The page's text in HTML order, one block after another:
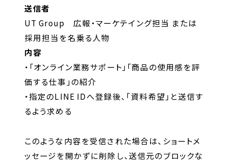
企業のご担当者様へTOP
サービス・ソリューション一覧
事例紹介
サービスに関するお問い合わせ
お問い合わせ
お問い合わせ・ご相談
人材派遣・請負に関して
送信者
UT Group 広報・マーケテイング担当 または
採用担当を名乗る人物
内容
・「オンライン業務サポート」「商品の使用感を評
価する仕事」の紹介
・指定のLINE IDへ登録後、「資料希望」と送信す
るよう求める
このような内容を受信された場合は、ショートメ
ッセージを開かずに削除し、送信元のブロックな